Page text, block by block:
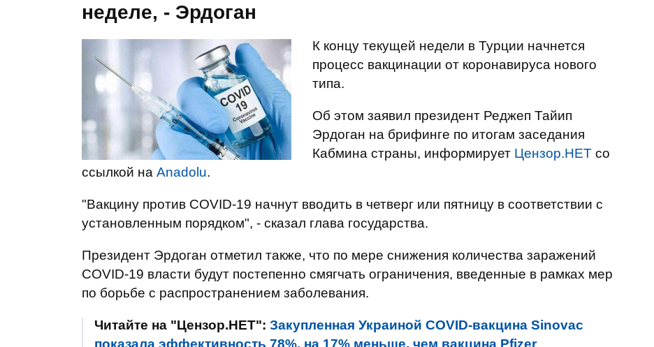
неделе, - Эрдоган
К концу текущей недели в Турции начнется
процесс вакцинации от коронавируса нового
типа.
Об этом заявил президент Реджеп Тайип
Эрдоган на брифинге по итогам заседания
Кабмина страны, информирует Цензор.НЕТ со
ссылкой на Anadolu.
"Вакцину против COVID-19 начнут вводить в четверг или пятницу в соответствии с
установленным порядком", - сказал глава государства.
Президент Эрдоган отметил также, что по мере снижения количества заражений
COVID-19 власти будут постепенно смягчать ограничения, введенные в рамках мер
по борьбе с распространением заболевания.
Читайте на "Цензор.НЕТ": Закупленная Украиной COVID-вакцина Sinovac
показала эффективность 78%, на 17% меньше, чем вакцина Pfizer